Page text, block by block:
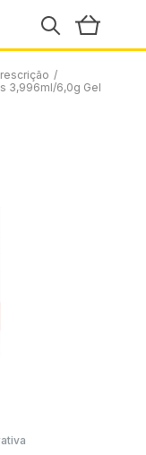
/
3,996ml/6,0g Gel